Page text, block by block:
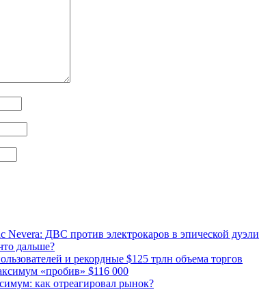
Nevera: ДВС против электрокаров в эпической дуэли
дальше?
и рекордные $125 трлн объема торгов
«пробив» $116 000
как отреагировал рынок?